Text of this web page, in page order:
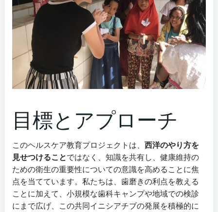
目標とアプローチ
このヘルスケア教育プロジェクトは、 西洋のやり方を
見せつけることではなく、知識を共有し、健康維持の
ための衛生の重要性についての意識を高めることに焦
点を当てています。私たちは、歯磨きの利点を教える
ことに加えて、小規模な歯科キャンプや地域での検診
にまで広げ、この共同イニシアチブの発展を積極的に